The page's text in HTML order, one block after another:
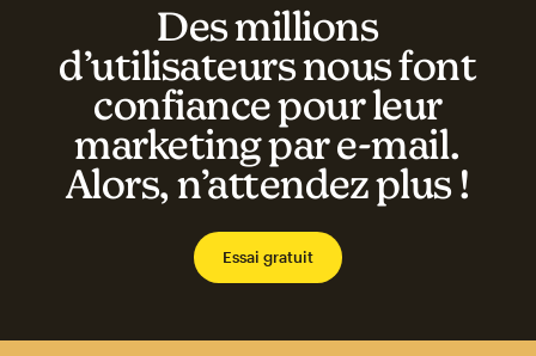
Des millions
d’utilisateurs nous font
confiance pour leur
marketing par e-mail.
Alors, n’attendez plus !
Essai gratuit